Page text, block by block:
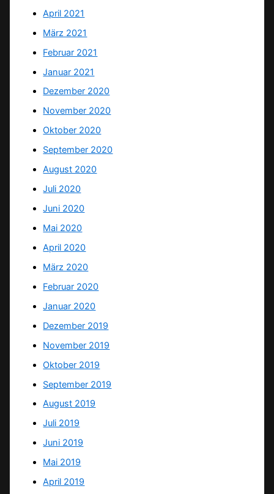
April 2021
März 2021
Februar 2021
Januar 2021
Dezember 2020
November 2020
Oktober 2020
September 2020
August 2020
Juli 2020
Juni 2020
Mai 2020
April 2020
März 2020
Februar 2020
Januar 2020
Dezember 2019
November 2019
Oktober 2019
September 2019
August 2019
Juli 2019
Juni 2019
Mai 2019
April 2019